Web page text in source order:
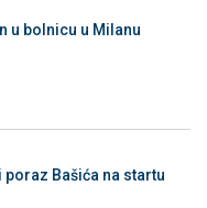
u bolnicu u Milanu
poraz Bašića na startu